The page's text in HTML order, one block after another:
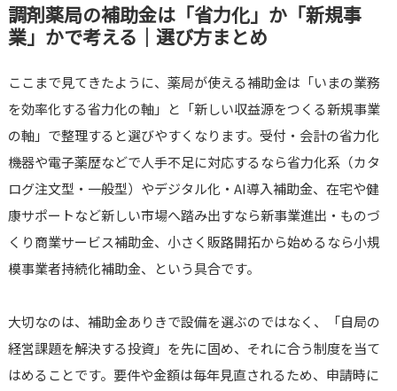
調剤薬局の補助金は「省力化」か「新規事
業」かで考える｜選び方まとめ
ここまで見てきたように、薬局が使える補助金は「いまの業務
を効率化する省力化の軸」と「新しい収益源をつくる新規事業
の軸」で整理すると選びやすくなります。受付・会計の省力化
機器や電子薬歴などで人手不足に対応するなら省力化系（カタ
ログ注文型・一般型）やデジタル化・AI導入補助金、在宅や健
康サポートなど新しい市場へ踏み出すなら新事業進出・ものづ
くり商業サービス補助金、小さく販路開拓から始めるなら小規
模事業者持続化補助金、という具合です。
大切なのは、補助金ありきで設備を選ぶのではなく、「自局の
経営課題を解決する投資」を先に固め、それに合う制度を当て
はめることです。要件や金額は毎年見直されるため、申請時に